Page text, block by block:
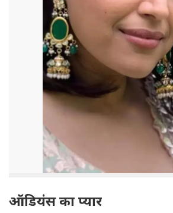
ऑडियंस का प्यार